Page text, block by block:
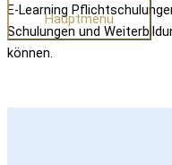
Hauptmenü
E-Learning
Schulungen und
können.